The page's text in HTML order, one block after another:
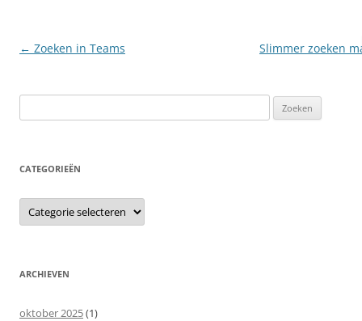
Berichtnavigatie
← Zoeken in Teams Slimmer zoeken
naar:
CATEGORIEËN
Categorieën
ARCHIEVEN
oktober 2025(1)